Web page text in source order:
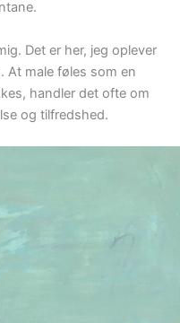
Det er her, jeg oplever
At male føles som en
handler det ofte om
og tilfredshed.